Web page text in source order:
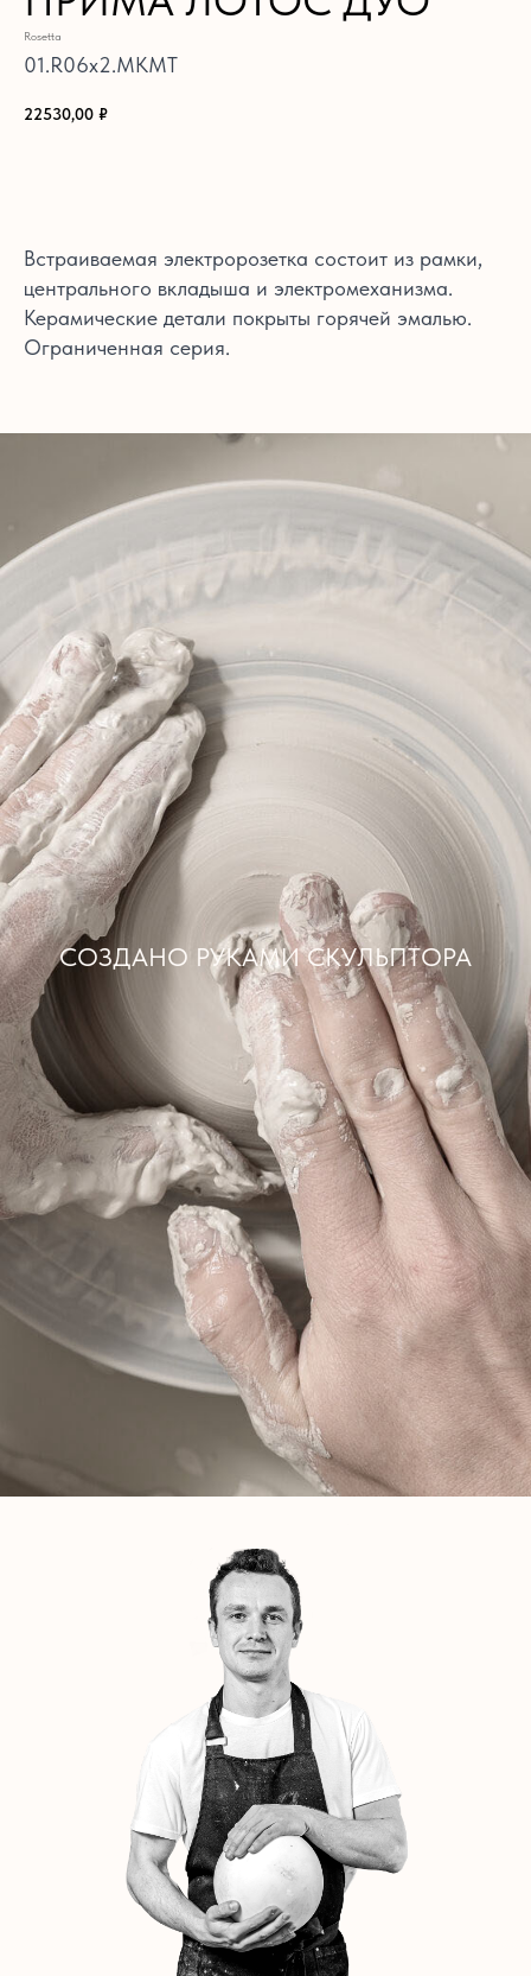
Rosetta
01.R06x2.MKMT
22530,00 ₽
Встраиваемая электророзетка состоит из рамки,
центрального вкладыша и электромеханизма.
Керамические детали покрыты горячей эмалью.
Ограниченная серия.
СОЗДАНО РУКАМИ СКУЛЬПТОРА